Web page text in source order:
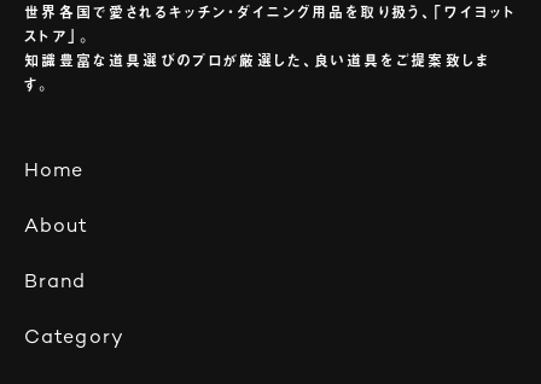
世界各国で愛されるキッチン・ダイニング用品を取り扱う、「ワイヨット
ストア」。
知識豊富な道具選びのプロが厳選した、良い道具をご提案致しま
す。
Home
Brand
About
Category